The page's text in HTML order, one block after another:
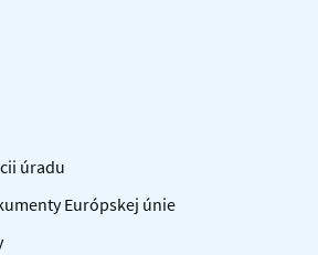
úradu
Európskej únie